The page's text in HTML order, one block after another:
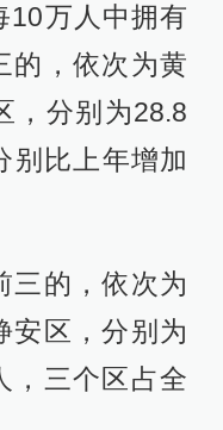
10万人中拥有
的，依次为黄
，分别为28.8
别比上年增加
三的，依次为
安区，分别为
，三个区占全